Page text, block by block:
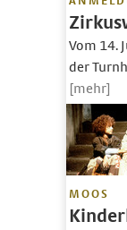
Vom 14.
der
[mehr]
MOOS